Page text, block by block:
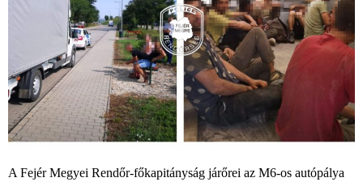
A Fejér Megyei Rendőr-főkapitányság járőrei az M6-os autópálya